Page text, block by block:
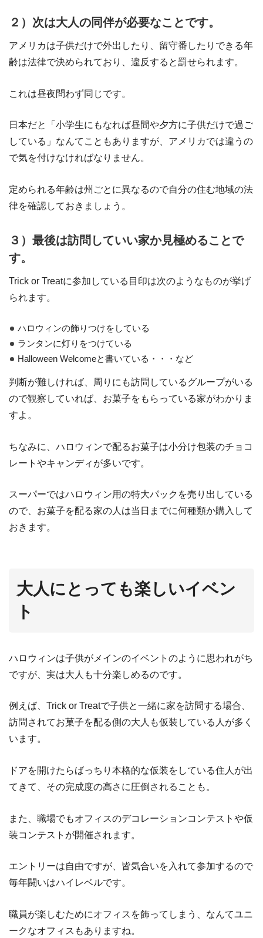
２）次は大人の同伴が必要なことです。
アメリカは子供だけで外出したり、留守番したりできる年
齢は法律で決められており、違反すると罰せられます。
これは昼夜問わず同じです。
日本だと「小学生にもなれば昼間や夕方に子供だけで過ご
している」なんてこともありますが、アメリカでは違うの
で気を付けなければなりません。
定められる年齢は州ごとに異なるので自分の住む地域の法
律を確認しておきましょう。
３）最後は訪問していい家か見極めることで
す。
Trick or Treatに参加している目印は次のようなものが挙げ
られます。
ハロウィンの飾りつけをしている
ランタンに灯りをつけている
Halloween Welcomeと書いている・・・など
判断が難しければ、周りにも訪問しているグループがいる
ので観察していれば、お菓子をもらっている家がわかりま
すよ。
ちなみに、ハロウィンで配るお菓子は小分け包装のチョコ
レートやキャンディが多いです。
スーパーではハロウィン用の特大パックを売り出している
ので、お菓子を配る家の人は当日までに何種類か購入して
おきます。
大人にとっても楽しいイベン
ト
ハロウィンは子供がメインのイベントのように思われがち
ですが、実は大人も十分楽しめるのです。
例えば、Trick or Treatで子供と一緒に家を訪問する場合、
訪問されてお菓子を配る側の大人も仮装している人が多く
います。
ドアを開けたらばっちり本格的な仮装をしている住人が出
てきて、その完成度の高さに圧倒されることも。
また、職場でもオフィスのデコレーションコンテストや仮
装コンテストが開催されます。
エントリーは自由ですが、皆気合いを入れて参加するので
毎年闘いはハイレベルです。
職員が楽しむためにオフィスを飾ってしまう、なんてユニ
ークなオフィスもありますね。